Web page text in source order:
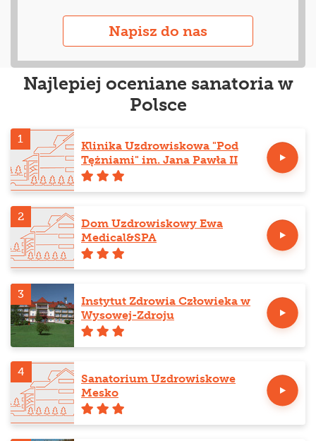
Napisz do nas
Najlepiej oceniane sanatoria w
Polsce
1
Klinika Uzdrowiskowa "Pod
Tężniami" im. Jana Pawła II
2
Dom Uzdrowiskowy Ewa
Medical&SPA
3
Instytut Zdrowia Człowieka w
Wysowej-Zdroju
4
Sanatorium Uzdrowiskowe
Mesko